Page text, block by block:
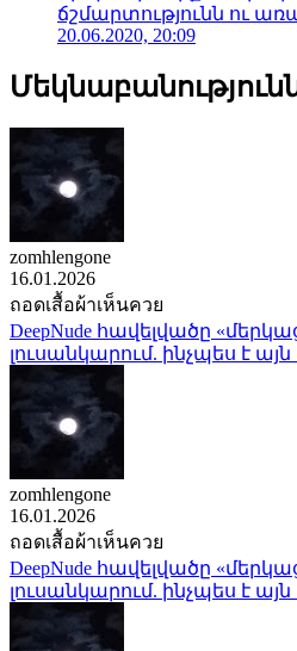
ճշմարտությունն ու
20.06.2020, 20:09
zomhlengone
16.01.2026
ถอดเสื้อผ้าเห็นควย
DeepNude հավելվածը
լուսանկարում. ինչպես է
zomhlengone
16.01.2026
ถอดเสื้อผ้าเห็นควย
DeepNude հավելվածը
լուսանկարում. ինչպես է